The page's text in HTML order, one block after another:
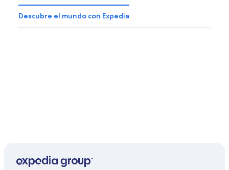
Descubre el mundo con Expedia